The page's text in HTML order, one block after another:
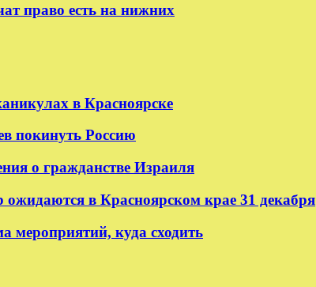
право есть на нижних
в Красноярске
покинуть Россию
о гражданстве Израиля
ожидаются в Красноярском крае 31 декабря
мероприятий, куда сходить